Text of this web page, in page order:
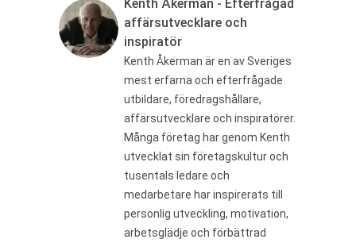
Kenth Åkerman - Efterfrågad
affärsutvecklare och
inspiratör
Kenth Åkerman är en av Sveriges
mest erfarna och efterfrågade
utbildare, föredragshållare,
affärsutvecklare och inspiratörer.
Många företag har genom Kenth
utvecklat sin företagskultur och
tusentals ledare och
medarbetare har inspirerats till
personlig utveckling, motivation,
arbetsglädje och förbättrad